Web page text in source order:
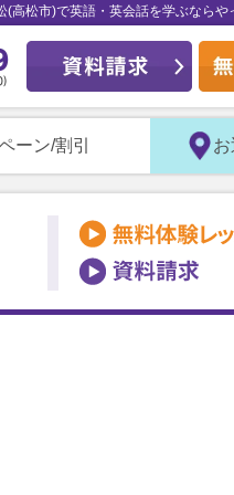
(高松市)で英語・英会話を学ぶならや
ーン/割引